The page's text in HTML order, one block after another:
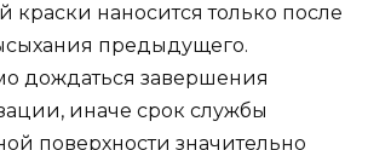
краски наносится только после
предыдущего.
дождаться завершения
иначе срок службы
поверхности значительно